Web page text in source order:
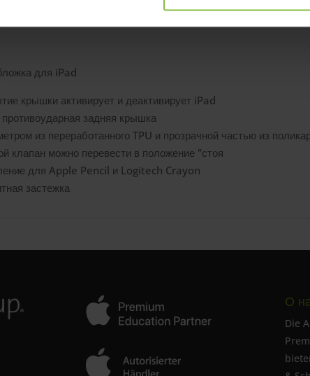
О доставке и отмене
для iPad
крышки активирует и деактивирует iPad
задняя крышка
из переработанного TPU и прозрачной частью из
клапан можно перевести в положение "стоя
для Apple Pencil и Logitech Crayon
застежка
О
Die